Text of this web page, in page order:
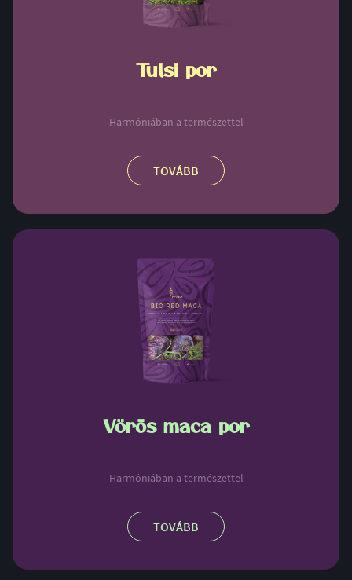
Tulsi por
Harmóniában a természettel
TOVÁBB
Vörös maca por
Harmóniában a természettel
TOVÁBB